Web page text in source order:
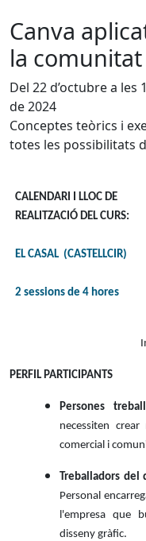
Canva
la
Del 22 d’octubre a les
de 2024
Conceptes teòrics i
totes les possibilitats
CALENDARI I LLOC DE
REALITZACIÓ DEL CURS:
EL CASAL (CASTELLCIR)
2 sessions de 4 hores
PERFIL PARTICIPANTS
Persones
necessiten
comercial i
Treballadors del
Personal
l'empresa que
disseny gràfic.